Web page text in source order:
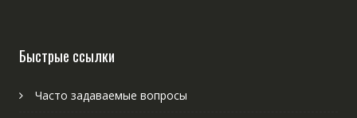
Быстрые ссылки
Часто задаваемые вопросы